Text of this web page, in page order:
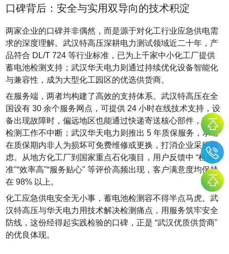
口碑背后：安全与实用双导向的技术积淀
两家企业的口碑并非偶然，而是源于对化工行业应急供电需
求的深度理解。武汉特高压深耕电力测试领域近二十年，产
品符合 DL/T 724 等行业标准，已为上千家中小化工厂提供
蓄电池检测支持；武汉华天电力则通过持续优化设备智能化
与兼容性，成为大型化工园区的优选供货商。
在服务端，两者均构建了高效的支持体系。武汉特高压在全
国设有 30 余个服务网点，可提供 24 小时在线技术支持，设
备出现故障时，偏远地区也能通过快递寄送核心部件，确保
检测工作不中断；武汉华天电力则推出 5 年质保服务，承诺
在质保期内非人为损坏可免费维修或更换，打消企业采购顾
虑。从地方化工厂到国家重点石化项目，用户反馈中 “检测
准"“效率高"“服务贴心" 等评价高频出现，客户满意度均保持
在 98% 以上。
化工应急供电安全无小事，蓄电池检测容不得半点马虎。武
汉特高压与华天电力用技术解决检测痛点，用服务筑牢安全
防线，这份经得起实践检验的口碑，正是 “武汉优质供货商"
的优良体现。